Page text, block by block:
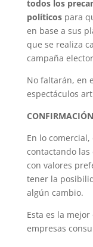
todos los
políticospara
en base a sus
que se realiza
campaña
No faltarán, en
espectáculos
En lo
contactando
con valores
tener la
algún cambio.
Esta es la
empresas